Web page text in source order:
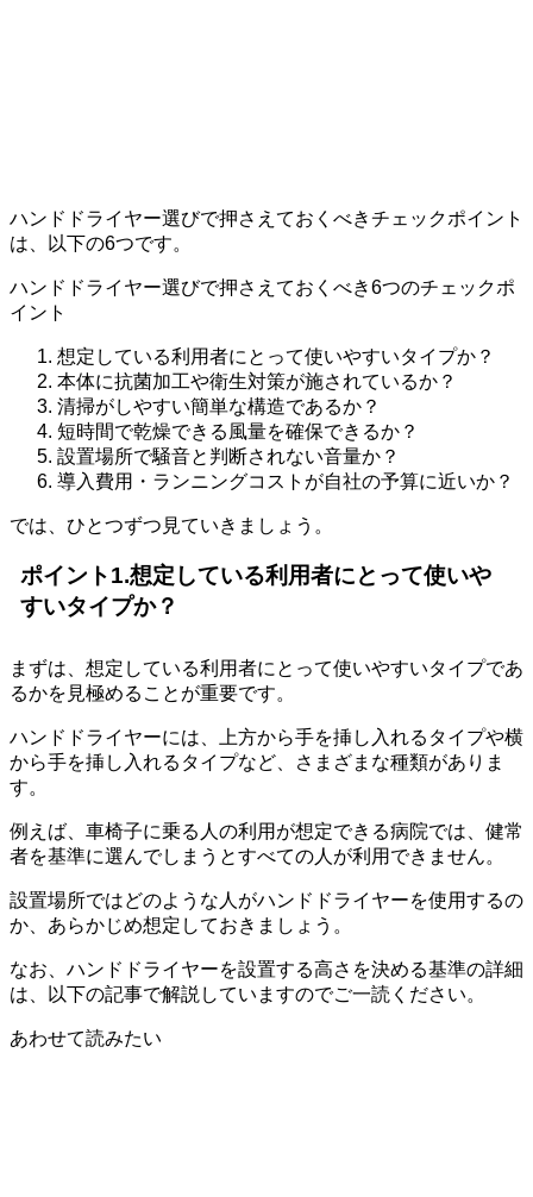
ハンドドライヤー選びで押さえておくべきチェックポイント
は、以下の6つです。
ハンドドライヤー選びで押さえておくべき6つのチェックポ
イント
想定している利用者にとって使いやすいタイプか？
本体に抗菌加工や衛生対策が施されているか？
清掃がしやすい簡単な構造であるか？
短時間で乾燥できる風量を確保できるか？
設置場所で騒音と判断されない音量か？
導入費用・ランニングコストが自社の予算に近いか？
では、ひとつずつ見ていきましょう。
ポイント1.想定している利用者にとって使いや
すいタイプか？
まずは、想定している利用者にとって使いやすいタイプであ
るかを見極めることが重要です。
ハンドドライヤーには、上方から手を挿し入れるタイプや横
から手を挿し入れるタイプなど、さまざまな種類がありま
す。
例えば、車椅子に乗る人の利用が想定できる病院では、健常
者を基準に選んでしまうとすべての人が利用できません。
設置場所ではどのような人がハンドドライヤーを使用するの
か、あらかじめ想定しておきましょう。
なお、ハンドドライヤーを設置する高さを決める基準の詳細
は、以下の記事で解説していますのでご一読ください。
あわせて読みたい